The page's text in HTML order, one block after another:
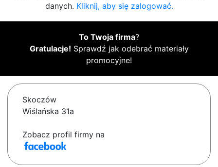
danych. Kliknij, aby się zalogować.
To Twoja firma?
Gratulacje! Sprawdź jak odebrać materiały
promocyjne!
Skoczów
Wiślańska 31a
Zobacz profil firmy na